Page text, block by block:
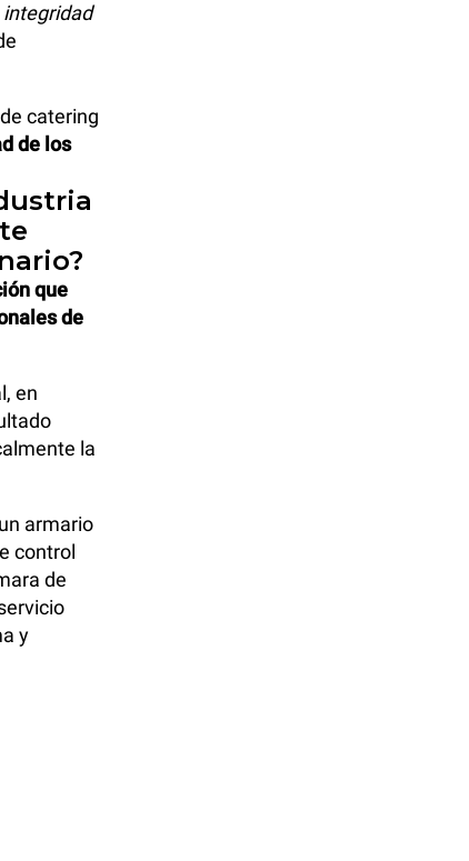
integridad
catering
de los
que
de
en
la
armario
control
de
y